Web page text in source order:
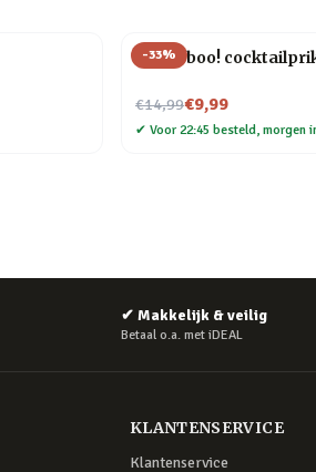
-33%
Pick a boo!
€14,99
Nu voor€9,99
✔ Voor 22:45 besteld, morgen
✔ Makkelijk & veilig
Betaal o.a. met iDEAL
KLANTENSERVICE
Klantenservice